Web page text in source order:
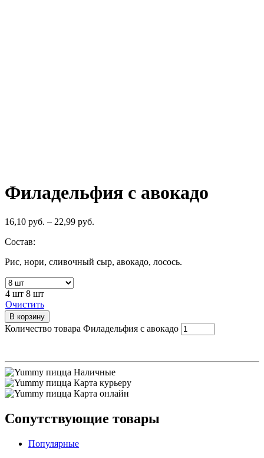
Филадельфия с авокадо
16,10 руб. – 22,99 руб.
Состав:
Рис, нори, сливочный сыр, авокадо, лосось.
4 шт 8 шт
Очистить
В корзину
Количество товара Филадельфия с авокадо
Наличные
Карта курьеру
Карта онлайн
Сопутствующие товары
Популярные